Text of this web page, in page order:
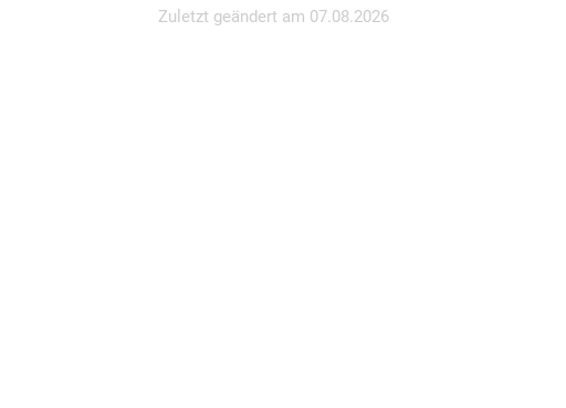
Zuletzt geändert am 07.08.2026